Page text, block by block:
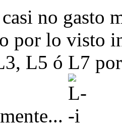
no gasto
por lo visto
L5 ó L7